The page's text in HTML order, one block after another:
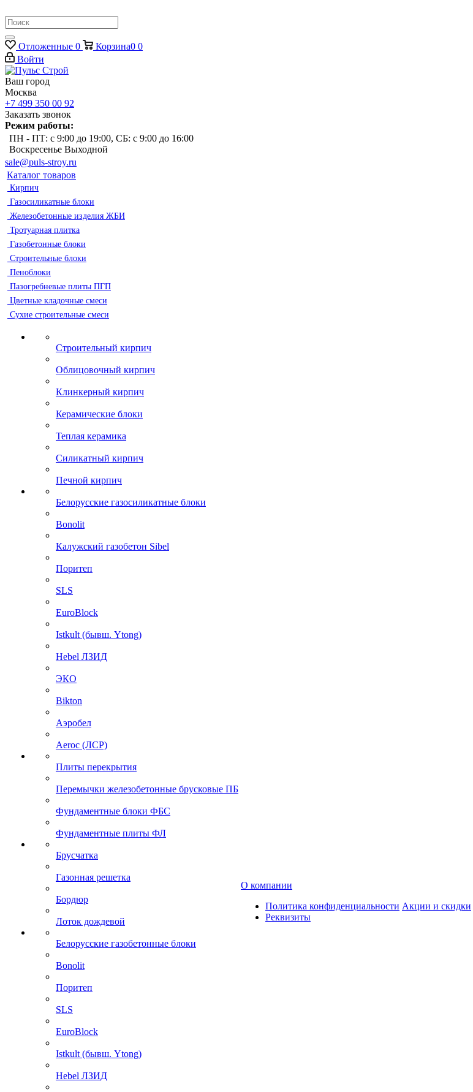
Отложенные 0 Корзина0 0
Войти
Ваш город
Москва
+7 499 350 00 92
Заказать звонок
Режим работы:
ПН - ПТ: с 9:00 до 19:00, СБ: с 9:00 до 16:00
Воскресенье Выходной
sale@puls-stroy.ru
Каталог товаров
Кирпич
Газосиликатные блоки
Железобетонные изделия ЖБИ
Тротуарная плитка
Газобетонные блоки
Строительные блоки
Пеноблоки
Пазогребневые плиты ПГП
Цветные кладочные смеси
Сухие строительные смеси
Строительный кирпич
Облицовочный кирпич
Клинкерный кирпич
Керамические блоки
Теплая керамика
Силикатный кирпич
Печной кирпич
Белорусские газосиликатные блоки
Bonolit
Калужский газобетон Sibel
Поритеп
SLS
EuroBlock
Istkult (бывш. Ytong)
Hebel ЛЗИД
ЭКО
Bikton
Аэробел
Aeroc (ЛСР)
Плиты перекрытия
Перемычки железобетонные брусковые ПБ
Фундаментные блоки ФБС
Фундаментные плиты ФЛ
Брусчатка
Газонная решетка
Бордюр
Лоток дождевой
Белорусские газобетонные блоки
Bonolit
Поритеп
SLS
EuroBlock
Istkult (бывш. Ytong)
Hebel ЛЗИД
О компании
Политика конфиденциальности
Реквизиты
Акции и скидки